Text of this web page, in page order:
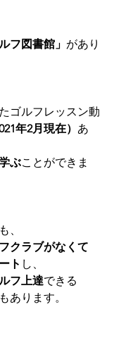
フ図書館」 があり
ゴルフレッスン動
年2月現在） あ
ぶことができま
、
クラブがなくて
ト し、
フ上達できる
あります。